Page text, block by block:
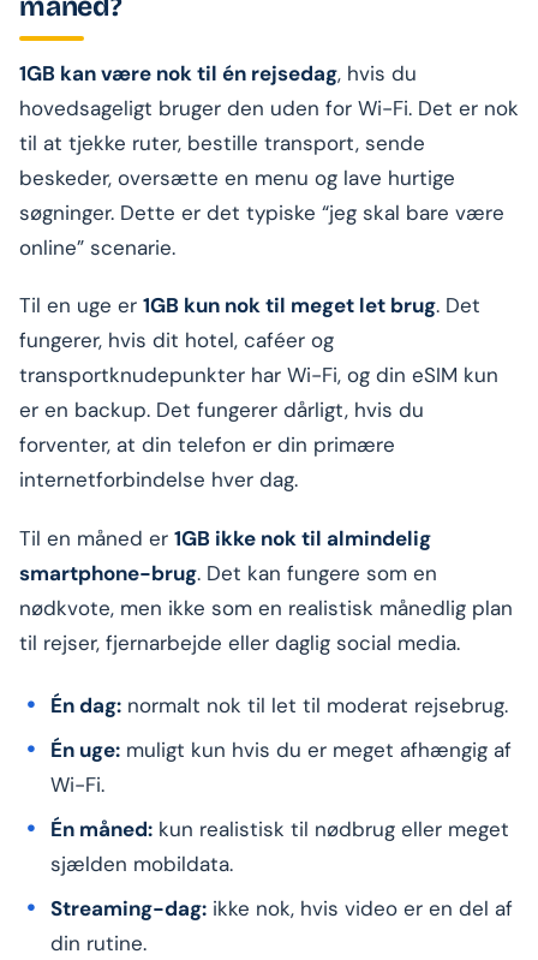
1GB kan være nok til én rejsedag, hvis du
hovedsageligt bruger den uden for Wi-Fi. Det er nok
til at tjekke ruter, bestille transport, sende
beskeder, oversætte en menu og lave hurtige
søgninger. Dette er det typiske “jeg skal bare være
online” scenarie.
Til en uge er 1GB kun nok til meget let brug. Det
fungerer, hvis dit hotel, caféer og
transportknudepunkter har Wi-Fi, og din eSIM kun
er en backup. Det fungerer dårligt, hvis du
forventer, at din telefon er din primære
internetforbindelse hver dag.
Til en måned er 1GB ikke nok til almindelig
smartphone-brug. Det kan fungere som en
nødkvote, men ikke som en realistisk månedlig plan
til rejser, fjernarbejde eller daglig social media.
Én dag: normalt nok til let til moderat rejsebrug.
Én uge: muligt kun hvis du er meget afhængig af
Wi-Fi.
Én måned: kun realistisk til nødbrug eller meget
sjælden mobildata.
Streaming-dag: ikke nok, hvis video er en del af
din rutine.